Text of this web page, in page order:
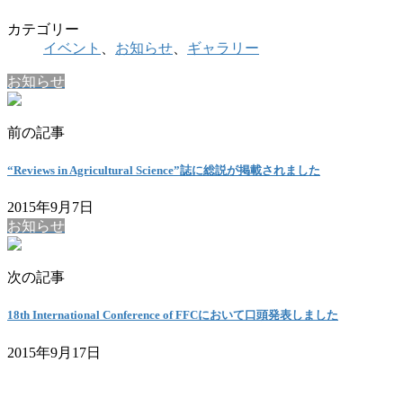
カテゴリー
イベント
お知らせ ギャラリー
お知らせ
前の記事
“Reviews in Agricultural Science”誌に総説が掲載されました
2015年9月7日
お知らせ
次の記事
18th International Conference of FFCにおいて口頭発表しました
2015年9月17日